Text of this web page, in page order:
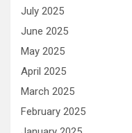
July 2025
June 2025
May 2025
April 2025
March 2025
February 2025